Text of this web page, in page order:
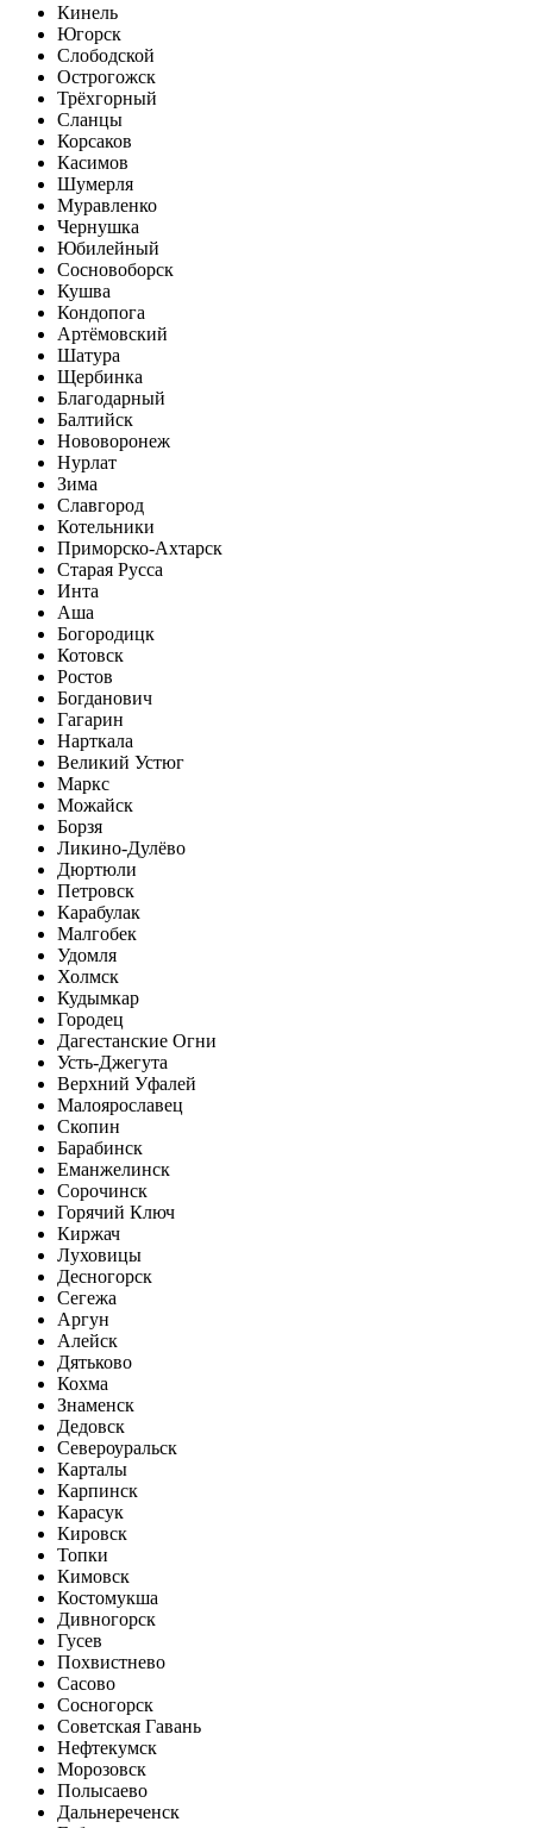
Кинель
Югорск
Слободской
Острогожск
Трёхгорный
Сланцы
Корсаков
Касимов
Шумерля
Муравленко
Чернушка
Юбилейный
Сосновоборск
Кушва
Кондопога
Артёмовский
Шатура
Щербинка
Благодарный
Балтийск
Нововоронеж
Нурлат
Зима
Славгород
Котельники
Приморско-Ахтарск
Старая Русса
Инта
Аша
Богородицк
Котовск
Ростов
Богданович
Гагарин
Нарткала
Великий Устюг
Маркс
Можайск
Борзя
Ликино-Дулёво
Дюртюли
Петровск
Карабулак
Малгобек
Удомля
Холмск
Кудымкар
Городец
Дагестанские Огни
Усть-Джегута
Верхний Уфалей
Малоярославец
Скопин
Барабинск
Еманжелинск
Сорочинск
Горячий Ключ
Киржач
Луховицы
Десногорск
Сегежа
Аргун
Алейск
Дятьково
Кохма
Знаменск
Дедовск
Североуральск
Карталы
Карпинск
Карасук
Кировск
Топки
Кимовск
Костомукша
Дивногорск
Гусев
Похвистнево
Сасово
Сосногорск
Советская Гавань
Нефтекумск
Морозовск
Полысаево
Дальнереченск